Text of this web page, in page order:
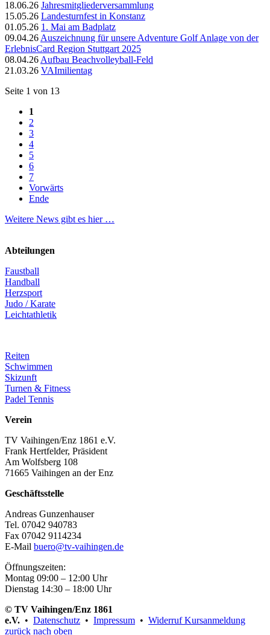
18.06.26 Jahresmitgliederversammlung
15.05.26 Landesturnfest in Konstanz
01.05.26 1. Mai am Badplatz
09.04.26 Auszeichnung für unsere Adventure Golf Anlage von der
ErlebnisCard Region Stuttgart 2025
08.04.26 Aufbau Beachvolleyball-Feld
21.03.26 VAImilientag
Seite 1 von 13
1
2
3
4
5
6
7
Vorwärts
Ende
Weitere News gibt es hier …
Abteilungen
Faustball
Handball
Herzsport
Judo / Karate
Leichtathletik
Reiten
Schwimmen
Skizunft
Turnen & Fitness
Padel Tennis
Verein
TV Vaihingen/Enz 1861 e.V.
Frank Hertfelder, Präsident
Am Wolfsberg 108
71665 Vaihingen an der Enz
Geschäftsstelle
Andreas Gunzenhauser
Tel. 07042 940783
Fax 07042 9114234
E-Mail buero@tv-vaihingen.de
Öffnungszeiten:
Montag 09:00 – 12:00 Uhr
Dienstag 14:30 – 18:00 Uhr
© TV Vaihingen/Enz 1861
e.V. • Datenschutz • Impressum • Widerruf Kursanmeldung
zurück nach oben